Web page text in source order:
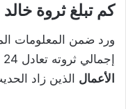
كم تبلغ ثروة
ورد ضمن المعلومات
إجمالي ثروته تعادل 24 مليار دولار، مع العلم أنه من
الأعمال الذين زاد